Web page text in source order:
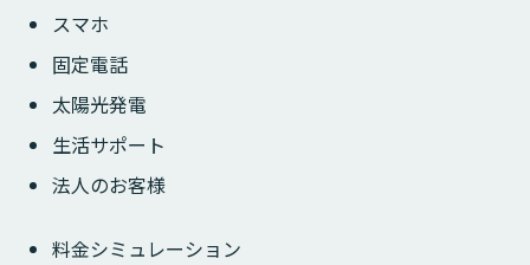
スマホ
固定電話
太陽光発電
生活サポート
法人のお客様
料金シミュレーション